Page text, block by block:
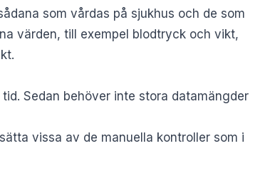
som vårdas på sjukhus och de som
värden, till exempel blodtryck och vikt,
Sedan behöver inte stora datamängder
vissa av de manuella kontroller som i